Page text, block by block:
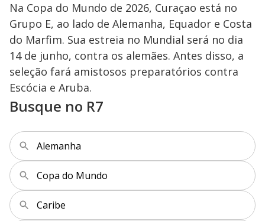
Na Copa do Mundo de 2026, Curaçao está no
Grupo E, ao lado de Alemanha, Equador e Costa
do Marfim. Sua estreia no Mundial será no dia
14 de junho, contra os alemães. Antes disso, a
seleção fará amistosos preparatórios contra
Escócia e Aruba.
Busque no R7
Alemanha
Copa do Mundo
Caribe